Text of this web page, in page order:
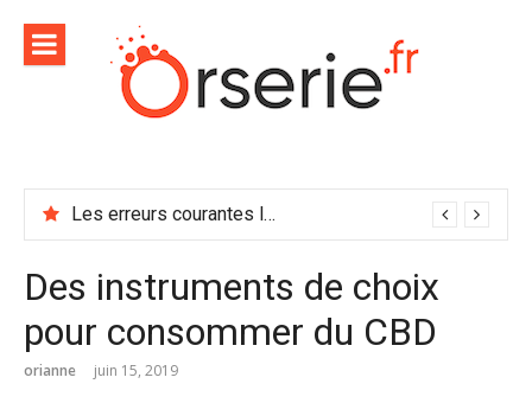
contenu
Les erreurs courantes lors de l’utilisation d’un broyeur forestier et comment les éviter
Des instruments de choix
pour consommer du CBD
orianne juin 15, 2019